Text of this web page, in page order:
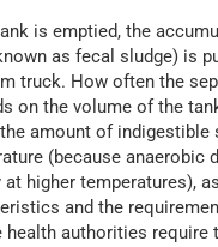
is emptied, the
as fecal sludge) is
truck. How often the
on the volume of the
amount of indigestible
(because anaerobic
higher temperatures),
and the
health authorities require